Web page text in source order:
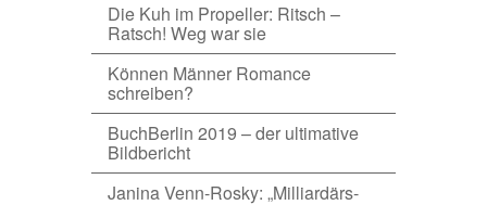
Die Kuh im Propeller: Ritsch –
Ratsch! Weg war sie
Können Männer Romance
schreiben?
BuchBerlin 2019 – der ultimative
Bildbericht
Janina Venn-Rosky: „Milliardärs-